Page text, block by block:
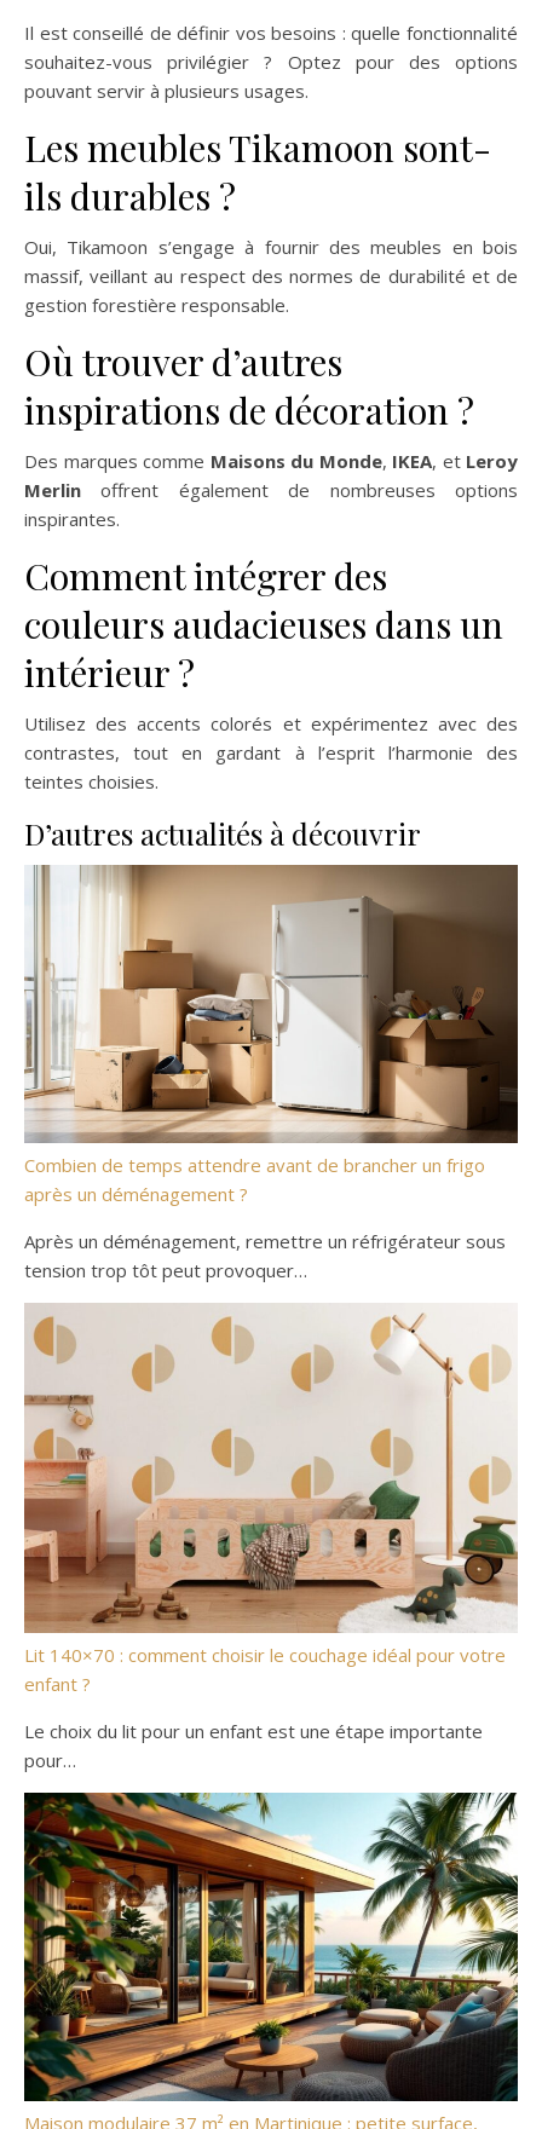
Il est conseillé de définir vos besoins : quelle fonctionnalité
souhaitez-vous privilégier ? Optez pour des options
pouvant servir à plusieurs usages.
Les meubles Tikamoon sont-
ils durables ?
Oui, Tikamoon s’engage à fournir des meubles en bois
massif, veillant au respect des normes de durabilité et de
gestion forestière responsable.
Où trouver d’autres
inspirations de décoration ?
Des marques comme Maisons du Monde, IKEA, et Leroy
Merlin offrent également de nombreuses options
inspirantes.
Comment intégrer des
couleurs audacieuses dans un
intérieur ?
Utilisez des accents colorés et expérimentez avec des
contrastes, tout en gardant à l’esprit l’harmonie des
teintes choisies.
D’autres actualités à découvrir
Combien de temps attendre avant de brancher un frigo
après un déménagement ?
Après un déménagement, remettre un réfrigérateur sous
tension trop tôt peut provoquer…
Lit 140×70 : comment choisir le couchage idéal pour votre
enfant ?
Le choix du lit pour un enfant est une étape importante
pour…
Maison modulaire 37 m² en Martinique : petite surface,